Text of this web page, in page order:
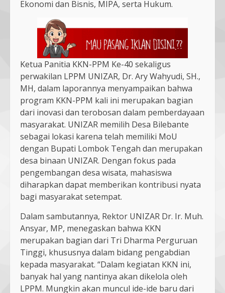
Ekonomi dan Bisnis, MIPA, serta Hukum.
Ketua Panitia KKN-PPM Ke-40 sekaligus
perwakilan LPPM UNIZAR, Dr. Ary Wahyudi, SH.,
MH, dalam laporannya menyampaikan bahwa
program KKN-PPM kali ini merupakan bagian
dari inovasi dan terobosan dalam pemberdayaan
masyarakat. UNIZAR memilih Desa Bilebante
sebagai lokasi karena telah memiliki MoU
dengan Bupati Lombok Tengah dan merupakan
desa binaan UNIZAR. Dengan fokus pada
pengembangan desa wisata, mahasiswa
diharapkan dapat memberikan kontribusi nyata
bagi masyarakat setempat.
Dalam sambutannya, Rektor UNIZAR Dr. Ir. Muh.
Ansyar, MP, menegaskan bahwa KKN
merupakan bagian dari Tri Dharma Perguruan
Tinggi, khususnya dalam bidang pengabdian
kepada masyarakat. “Dalam kegiatan KKN ini,
banyak hal yang nantinya akan dikelola oleh
LPPM. Mungkin akan muncul ide-ide baru dari